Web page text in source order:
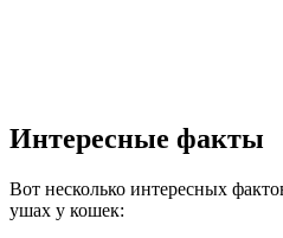
Интересные факты
Вот несколько интересных
ушах у кошек: